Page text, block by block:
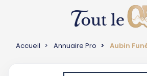
Accueil Annuaire Pro Aubin